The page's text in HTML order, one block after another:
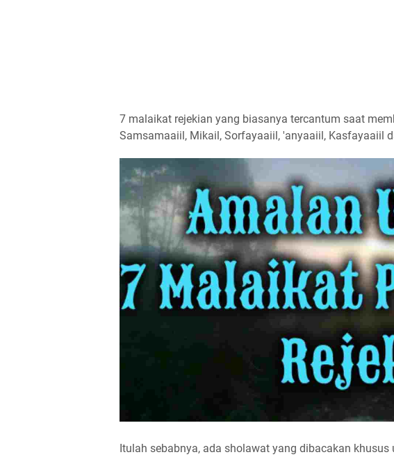
7 malaikat rejekian yang biasanya tercantum saat
Samsamaaiil, Mikail, Sorfayaaiil, 'anyaaiil, Kasfayaaiil
Itulah sebabnya, ada sholawat yang dibacakan